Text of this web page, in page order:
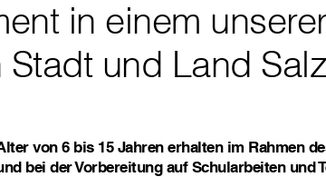
in einem
und Land
von 6 bis 15 Jahren erhalten im Rahmen
bei der Vorbereitung auf Schularbeiten und